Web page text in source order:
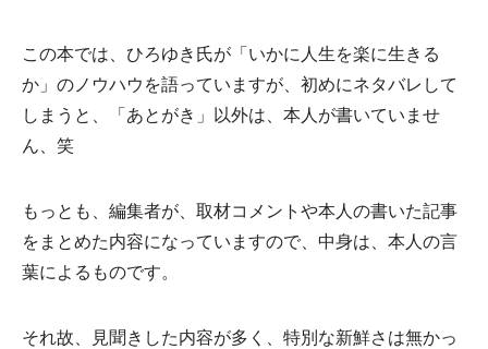
この本では、ひろゆき氏が「いかに人生を楽に生きる
か」のノウハウを語っていますが、初めにネタバレして
しまうと、「あとがき」以外は、本人が書いていませ
ん、笑
もっとも、編集者が、取材コメントや本人の書いた記事
をまとめた内容になっていますので、中身は、本人の言
葉によるものです。
それ故、見聞きした内容が多く、特別な新鮮さは無かっ